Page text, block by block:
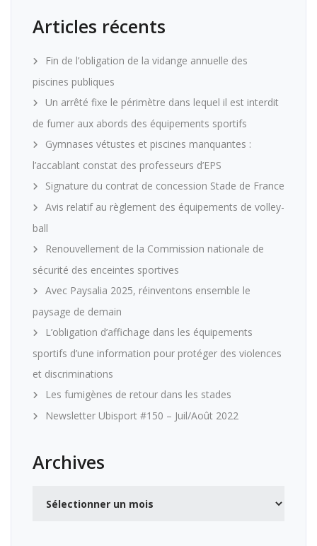
Articles récents
Fin de l’obligation de la vidange annuelle des
piscines publiques
Un arrêté fixe le périmètre dans lequel il est interdit
de fumer aux abords des équipements sportifs
Gymnases vétustes et piscines manquantes :
l’accablant constat des professeurs d’EPS
Signature du contrat de concession Stade de France
Avis relatif au règlement des équipements de volley-
ball
Renouvellement de la Commission nationale de
sécurité des enceintes sportives
Avec Paysalia 2025, réinventons ensemble le
paysage de demain
L’obligation d’affichage dans les équipements
sportifs d’une information pour protéger des violences
et discriminations
Les fumigènes de retour dans les stades
Newsletter Ubisport #150 – Juil/Août 2022
Archives